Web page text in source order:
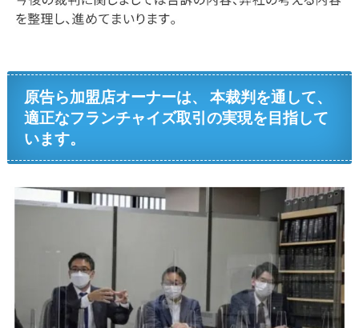
原告ら加盟店オーナーは、 本裁判を通して、
適正なフランチャイズ取引の実現を目指して
います。